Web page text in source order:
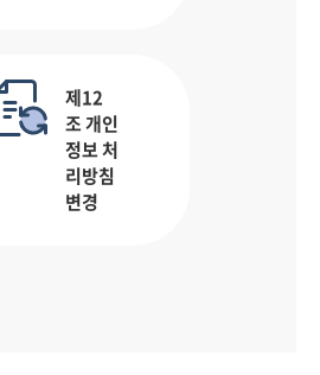
제12
조 개인
정보 처
리방침
변경